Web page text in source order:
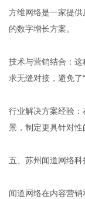
方维网络是一家提
的数字增长方案。
技术与营销结合：
求无缝对接，避免了
行业解决方案经验
景，制定更具针对性
五、苏州闻道网络科
闻道网络在内容营